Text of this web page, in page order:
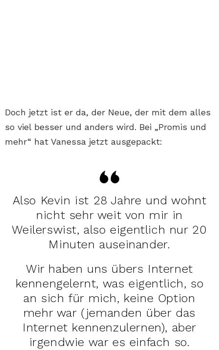
Doch jetzt ist er da, der Neue, der mit dem alles
so viel besser und anders wird. Bei „Promis und
mehr“ hat Vanessa jetzt ausgepackt:
Also Kevin ist 28 Jahre und wohnt
nicht sehr weit von mir in
Weilerswist, also eigentlich nur 20
Minuten auseinander.
Wir haben uns übers Internet
kennengelernt, was eigentlich, so
an sich für mich, keine Option
mehr war (jemanden über das
Internet kennenzulernen), aber
irgendwie war es einfach so.